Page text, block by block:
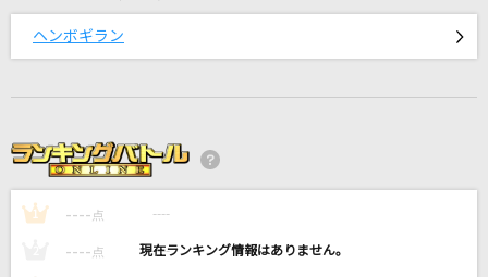
transforming
サイレンススズカ(CV.高野麻里佳)・アグネスタキオン(CV.上坂すみれ)
Lemon
[生音]ライオン
May'n/中島愛
ヘンボギラン
1 ---- 点 ----
---- 点 ----